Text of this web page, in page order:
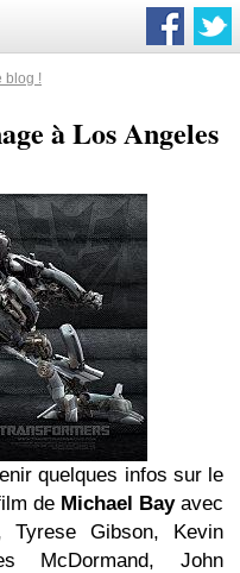
blog !
à Los Angeles
quelques infos sur le
de Michael Bayavec
Tyrese Gibson, Kevin
McDormand, John